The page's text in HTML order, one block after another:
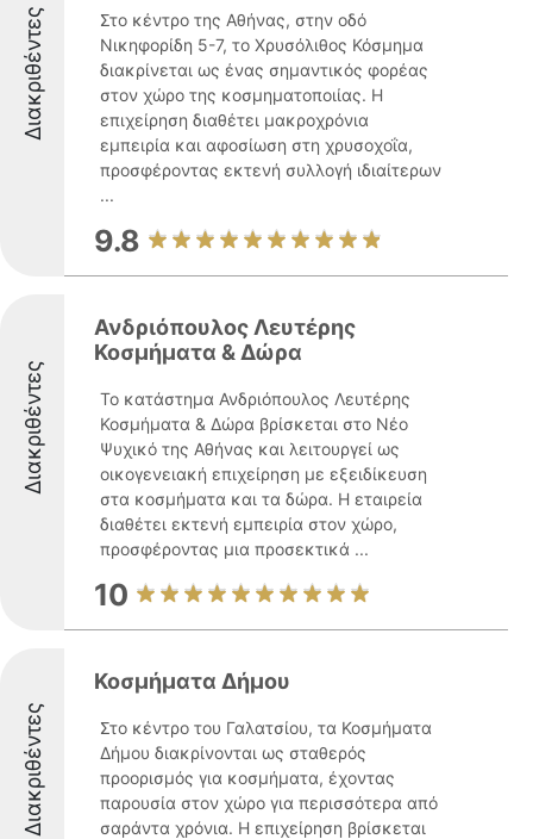
Διακριθέντες
Στο κέντρο της Αθήνας, στην οδό
Νικηφορίδη 5-7, το Χρυσόλιθος Κόσμημα
διακρίνεται ως ένας σημαντικός φορέας
στον χώρο της κοσμηματοποιίας. Η
επιχείρηση διαθέτει μακροχρόνια
εμπειρία και αφοσίωση στη χρυσοχοΐα,
προσφέροντας εκτενή συλλογή ιδιαίτερων
...
9.8
Διακριθέντες
Ανδριόπουλος Λευτέρης
Κοσμήματα & Δώρα
Το κατάστημα Ανδριόπουλος Λευτέρης
Κοσμήματα & Δώρα βρίσκεται στο Νέο
Ψυχικό της Αθήνας και λειτουργεί ως
οικογενειακή επιχείρηση με εξειδίκευση
στα κοσμήματα και τα δώρα. Η εταιρεία
διαθέτει εκτενή εμπειρία στον χώρο,
προσφέροντας μια προσεκτικά ...
10
Διακριθέντες
Κοσμήματα Δήμου
Στο κέντρο του Γαλατσίου, τα Κοσμήματα
Δήμου διακρίνονται ως σταθερός
προορισμός για κοσμήματα, έχοντας
παρουσία στον χώρο για περισσότερα από
σαράντα χρόνια. Η επιχείρηση βρίσκεται